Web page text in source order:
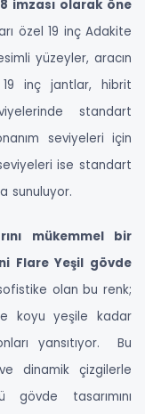
imzası olarak öne
özel 19 inç Adakite
yüzeyler, aracın
inç jantlar, hibrit
standart
seviyeleri için
ise standart
sunuluyor.
mükemmel bir
Flare Yeşil gövde
olan bu renk;
koyu yeşile kadar
yansıtıyor. Bu
dinamik çizgilerle
tasarımını